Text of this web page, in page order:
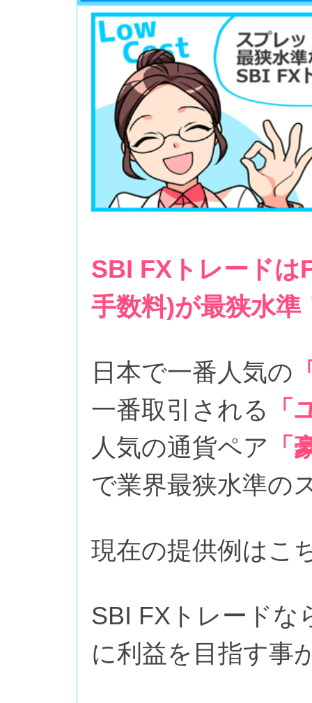
SBI FXトレードは
手数料)が最狭水準
日本で一番人気の
一番取引される
人気の通貨ペア 「
で業界最狭水準の
現在の提供例はこ
SBI FXトレードな
に利益を目指す事